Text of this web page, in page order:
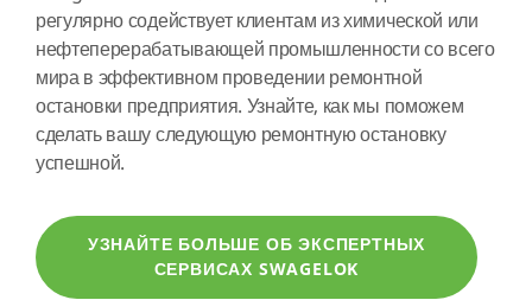
регулярно содействует клиентам из химической или
нефтеперерабатывающей промышленности со всего
мира в эффективном проведении ремонтной
остановки предприятия. Узнайте, как мы поможем
сделать вашу следующую ремонтную остановку
успешной.
УЗНАЙТЕ БОЛЬШЕ ОБ ЭКСПЕРТНЫХ
СЕРВИСАХ SWAGELOK